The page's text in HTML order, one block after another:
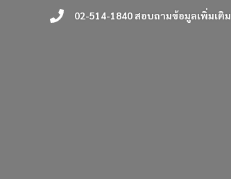
02-514-1840 สอบถามข้อมูลเพิ่มเติม